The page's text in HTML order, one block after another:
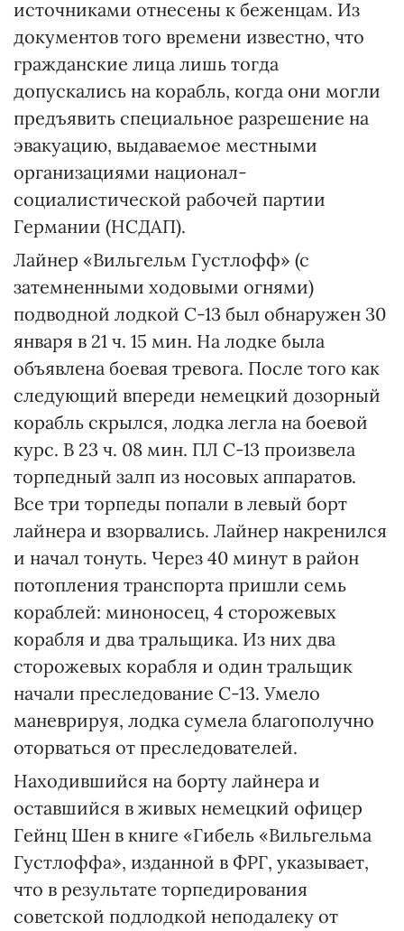
источниками отнесены к беженцам. Из
документов того времени известно, что
гражданские лица лишь тогда
допускались на корабль, когда они могли
предъявить специальное разрешение на
эвакуацию, выдаваемое местными
организациями национал-
социалистической рабочей партии
Германии (НСДАП).
Лайнер «Вильгельм Густлофф» (с
затемненными ходовыми огнями)
подводной лодкой С-13 был обнаружен 30
января в 21 ч. 15 мин. На лодке была
объявлена боевая тревога. После того как
следующий впереди немецкий дозорный
корабль скрылся, лодка легла на боевой
курс. В 23 ч. 08 мин. ПЛ С-13 произвела
торпедный залп из носовых аппаратов.
Все три торпеды попали в левый борт
лайнера и взорвались. Лайнер накренился
и начал тонуть. Через 40 минут в район
потопления транспорта пришли семь
кораблей: миноносец, 4 сторожевых
корабля и два тральщика. Из них два
сторожевых корабля и один тральщик
начали преследование С-13. Умело
маневрируя, лодка сумела благополучно
оторваться от преследователей.
Находившийся на борту лайнера и
оставшийся в живых немецкий офицер
Гейнц Шен в книге «Гибель «Вильгельма
Густлоффа», изданной в ФРГ, указывает,
что в результате торпедирования
советской подлодкой неподалеку от